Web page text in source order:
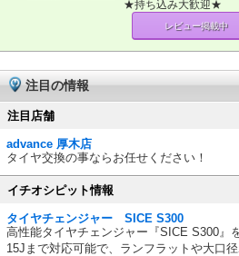
★持ち込み大歓迎★
レビュー掲載中
注目の情報
注目店舗
advance 厚木店
タイヤ交換の事ならお任せください！
イチオシピット情報
タイヤチェンジャー SICE S300
高性能タイヤチェンジャー『SICE S300』
15Jまで対応可能で、ランフラットや大口